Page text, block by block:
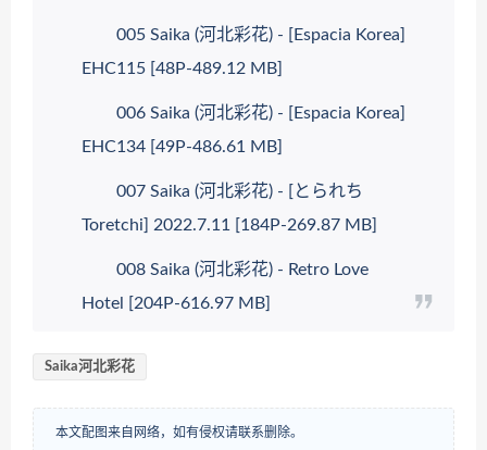
005 Saika (河北彩花) - [Espacia Korea]
EHC115 [48P-489.12 MB]
006 Saika (河北彩花) - [Espacia Korea]
EHC134 [49P-486.61 MB]
007 Saika (河北彩花) - [とられち
Toretchi] 2022.7.11 [184P-269.87 MB]
008 Saika (河北彩花) - Retro Love
Hotel [204P-616.97 MB]
Saika河北彩花
本文配图来自网络，如有侵权请联系删除。